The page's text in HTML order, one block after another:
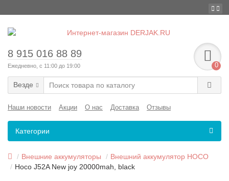
8 915 016 88 89
Ежедневно, с 11:00 до 19:00 0
Везде
Наши новости Акции О нас Доставка Отзывы
Категории
Внешние аккумуляторы
Внешний аккумулятор HOCO
Hoco J52A New joy 20000mah, black